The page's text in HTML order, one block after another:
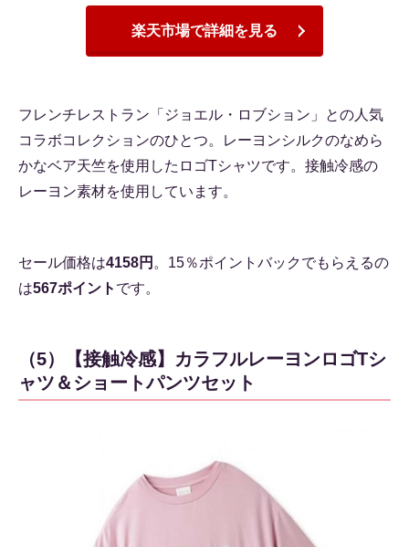
楽天市場で詳細を見る
フレンチレストラン「ジョエル・ロブション」との人気
コラボコレクションのひとつ。レーヨンシルクのなめら
かなベア天竺を使用したロゴTシャツです。接触冷感の
レーヨン素材を使用しています。
セール価格は4158円 。15％ポイントバックでもらえるの
は567ポイント です。
（5）【接触冷感】カラフルレーヨンロゴTシ
ャツ＆ショートパンツセット